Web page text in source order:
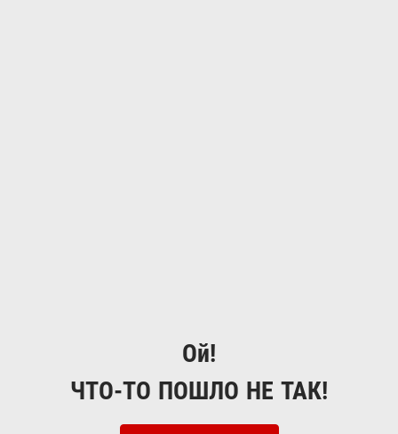
Ой!
ЧТО-ТО ПОШЛО НЕ ТАК!